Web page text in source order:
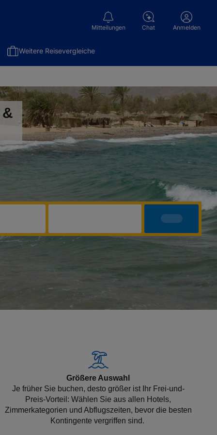
Mitteilungen Chat Anmelden
Weitere Reisevergleiche
Größere Auswahl
Je früher Sie buchen, desto größer ist Ihr Frei-und-
Preis-Vorteil: Wählen Sie aus allen Hotels,
Zimmerkategorien und Abflugszeiten, bevor die besten
Kontingente vergriffen sind.